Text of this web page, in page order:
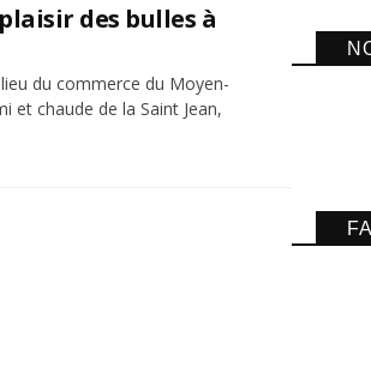
des bulles à
du commerce du Moyen-
et chaude de la Saint Jean,